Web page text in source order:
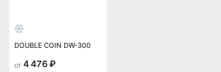
DOUBLE COIN DW-300
от 4 476 ₽